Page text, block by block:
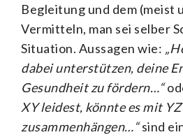
Begleitung und dem (meist
Vermitteln, man sei selber
Situation. Aussagen wie:
dabei unterstützen, deine
Gesundheit zu fördern…“
XY leidest, könnte es mit YZ
zusammenhängen…“sind